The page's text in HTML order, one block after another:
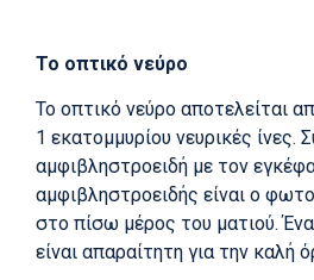
Το οπτικό νεύρο
Το οπτικό νεύρο αποτελείται
1 εκατομμυρίου νευρικές ίνες.
αμφιβληστροειδή με τον
αμφιβληστροειδής είναι ο
στο πίσω μέρος του ματιού.
είναι απαραίτητη για την καλή